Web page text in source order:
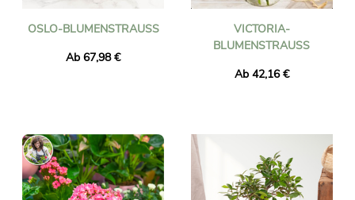
OSLO-BLUMENSTRAUSS
Ab 67,98 €
VICTORIA-
BLUMENSTRAUSS
Ab 42,16 €